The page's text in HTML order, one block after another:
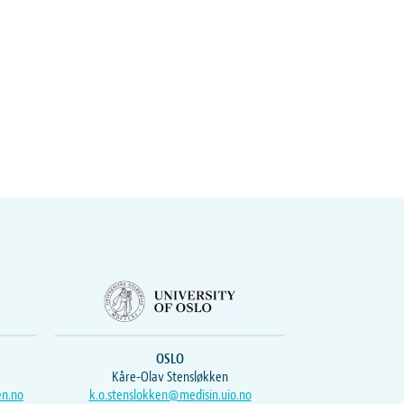
OSLO
Kåre-Olav Stensløkken
k.o.stenslokken@medisin.uio.no